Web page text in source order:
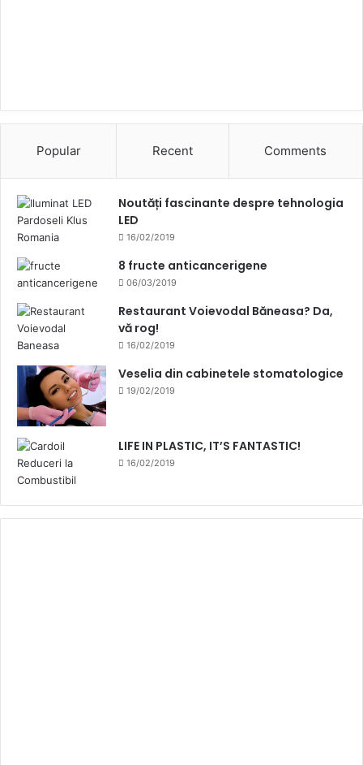
Popular Recent Comments
Noutăți fascinante despre tehnologia
LED
16/02/2019
8 fructe anticancerigene
06/03/2019
Restaurant Voievodal Băneasa? Da,
vă rog!
16/02/2019
Veselia din cabinetele stomatologice
19/02/2019
LIFE IN PLASTIC, IT’S FANTASTIC!
16/02/2019